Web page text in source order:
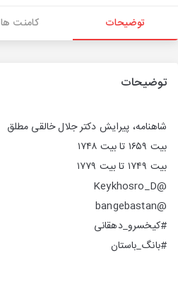
توضیحات کامنت ها
توضیحات
شاهنامه، پیرایش دکتر جلال خالقی مطلق
بیت ۱۶۵۹ تا بیت ۱۷۴۸
بیت ۱۷۴۹ تا بیت ۱۷۷۹
@Keykhosro_D
@bangebastan
#کیخسرو_دهقانی
#بانگ_باستان